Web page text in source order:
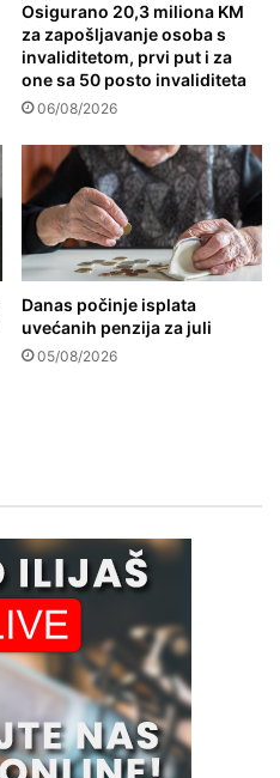
Osigurano 20,3 miliona KM
za zapošljavanje osoba s
invaliditetom, prvi put i za
one sa 50 posto invaliditeta
06/08/2026
Danas počinje isplata
uvećanih penzija za juli
05/08/2026